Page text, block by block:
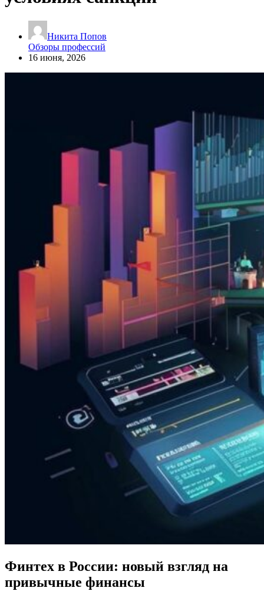
Никита Попов
Обзоры профессий
16 июня, 2026
Финтех в России: новый взгляд на
привычные финансы